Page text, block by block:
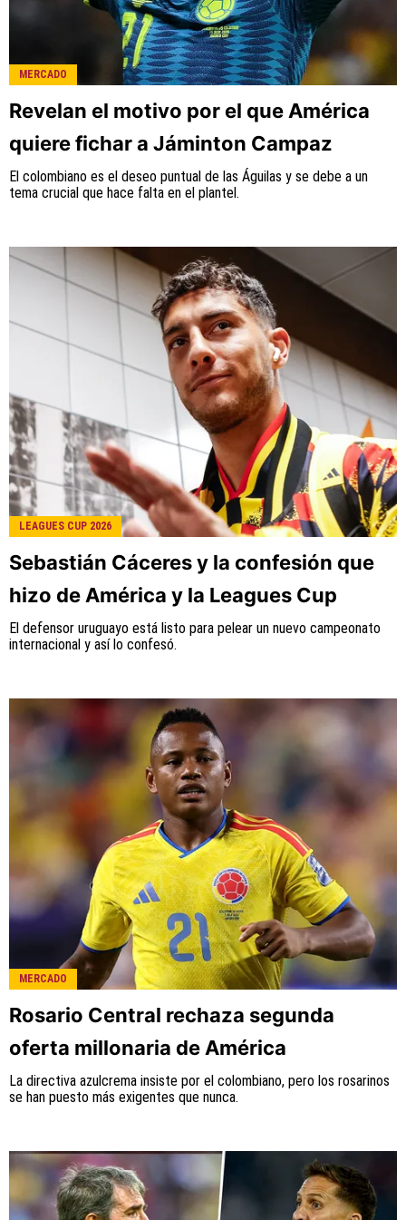
MERCADO
Revelan el motivo por el que América
quiere fichar a Jáminton Campaz
El colombiano es el deseo puntual de las Águilas y se debe a un
tema crucial que hace falta en el plantel.
LEAGUES CUP 2026
Sebastián Cáceres y la confesión que
hizo de América y la Leagues Cup
El defensor uruguayo está listo para pelear un nuevo campeonato
internacional y así lo confesó.
MERCADO
Rosario Central rechaza segunda
oferta millonaria de América
La directiva azulcrema insiste por el colombiano, pero los rosarinos
se han puesto más exigentes que nunca.